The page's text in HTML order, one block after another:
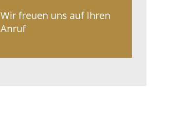
Wir freuen uns auf Ihren
Anruf